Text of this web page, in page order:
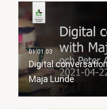
Digital
Maja Lunde